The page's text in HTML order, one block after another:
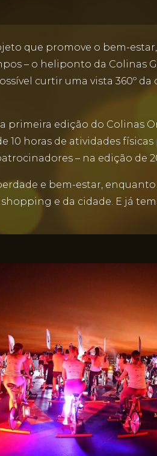
que promove o bem-
– o heliponto da Colinas
curtir uma vista 360º
primeira edição do Colinas
10 horas de atividades
– na edição de
e bem-estar,
e da cidade. E já